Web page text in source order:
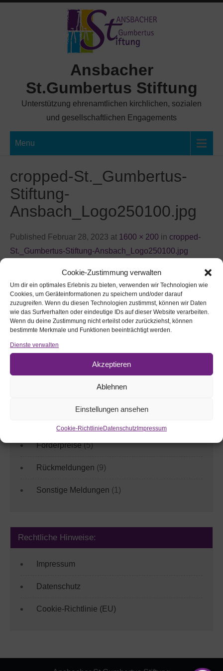
Cookie-Zustimmung verwalten
Um dir ein optimales Erlebnis zu bieten, verwenden wir Technologien wie
Cookies, um Geräteinformationen zu speichern und/oder darauf
zuzugreifen. Wenn du diesen Technologien zustimmst, können wir Daten
wie das Surfverhalten oder eindeutige IDs auf dieser Website verarbeiten.
Wenn du deine Zustimmung nicht erteilst oder zurückziehst, können
bestimmte Merkmale und Funktionen beeinträchtigt werden.
Dienste verwalten
Akzeptieren
Ablehnen
Einstellungen ansehen
Cookie-Richtlinie Datenschutz Impressum
Ansbacher
St.Gumbertus Stiftung
Unterstützung ehrenamtlichen kirchlichen, sozialen
und gesellschaftlichen Engagements
Menu
cropped-St._Gumbertus-
Stiftung-
Ansbach_Logo250100.jpg
Published Februar 28, 2023 at 1600 × 200 in cropped-
St._Gumbertus-Stiftung-Ansbach_Logo250100.jpg
Webseite durchsuchen:
Förderpreise(5)
Rückmeldungen (9)
Sonstige Meldungen (1)
Rechtliche Hinweise:
Impressum
Datenschutz
Cookie-Richtlinie (EU)